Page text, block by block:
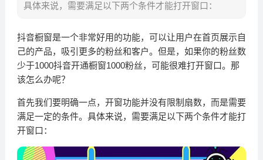
具体来说，需要满足以下两个条件才能打开窗口：
抖音橱窗是一个非常好用的功能，可以让用户在首页展示自
己的产品，吸引更多的粉丝和客户。但是，如果你的粉丝数
少于1000抖音开通橱窗1000粉丝，可能很难打开窗口。那
该怎么办呢？
首先我们要明确一点，开窗功能并没有限制扇数，而是需要
满足一定的条件。具体来说，需要满足以下两个条件才能打
开窗口：